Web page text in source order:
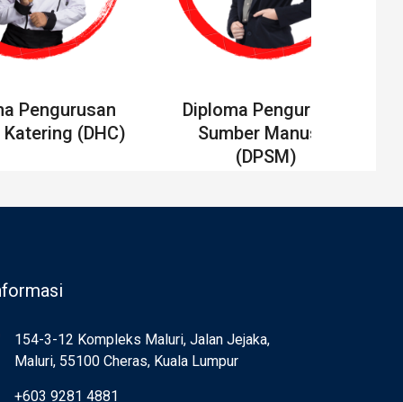
Pengurusan
(DHC)
Diploma Pengurusan
Sumber Manusia
(DPSM)
154-3-12 Kompleks Maluri, Jalan Jejaka,
Maluri, 55100 Cheras, Kuala Lumpur
+603 9281 4881